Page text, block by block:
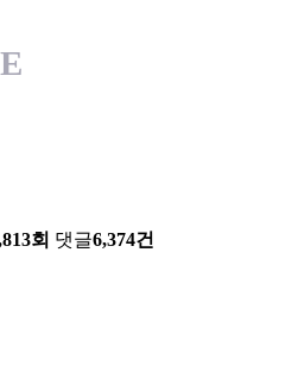
회 댓글6,374건